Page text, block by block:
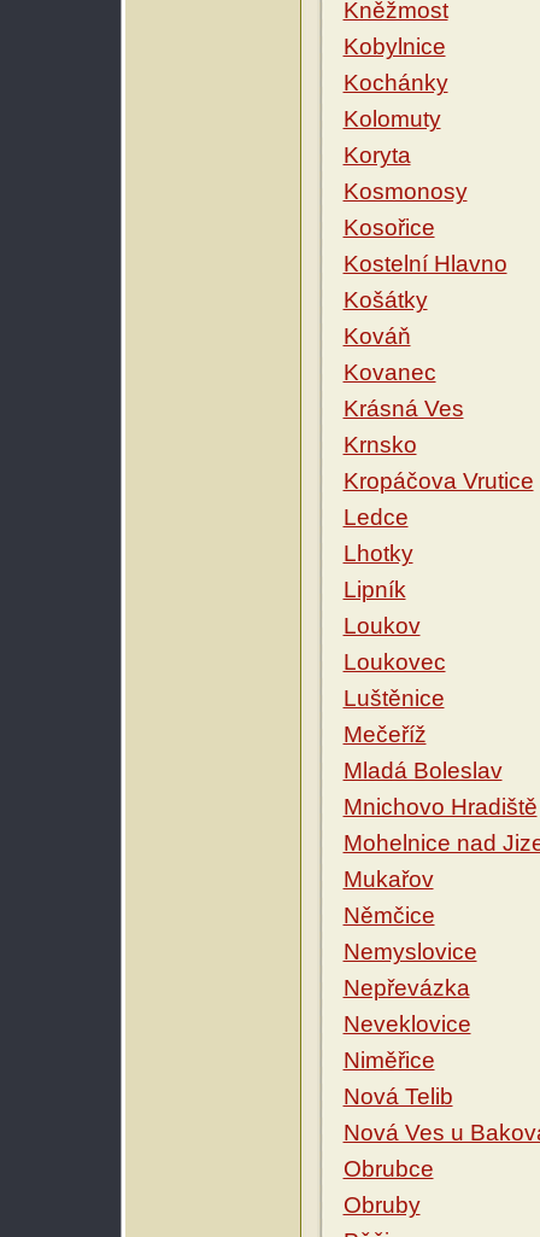
Kněžmost
Kobylnice
Kochánky
Kolomuty
Koryta
Kosmonosy
Kosořice
Kostelní Hlavno
Košátky
Kováň
Kovanec
Krásná Ves
Krnsko
Kropáčova Vrutice
Ledce
Lhotky
Lipník
Loukov
Loukovec
Luštěnice
Mečeříž
Mladá Boleslav
Mnichovo Hradiště
Mohelnice nad
Mukařov
Němčice
Nemyslovice
Nepřevázka
Neveklovice
Niměřice
Nová Telib
Nová Ves u
Obrubce
Obruby